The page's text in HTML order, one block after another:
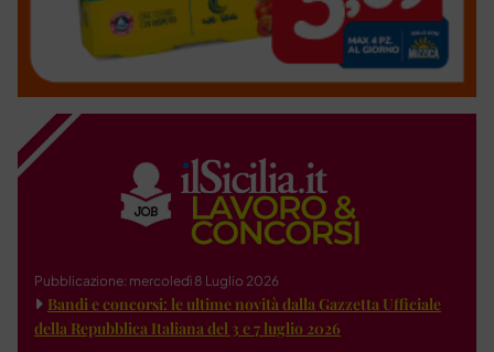
Pubblicazione: mercoledì 8 Luglio 2026
Bandi e concorsi: le ultime novità dalla Gazzetta Ufficiale
della Repubblica Italiana del 3 e 7 luglio 2026